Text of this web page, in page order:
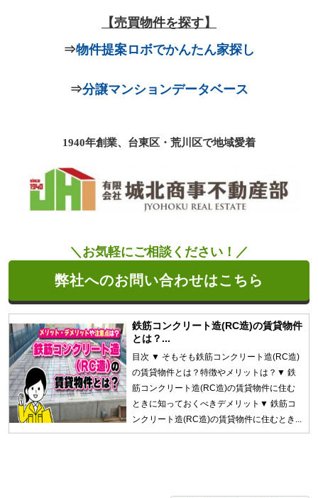
【売買物件を探す】
⇒物件提案ロボでかんたん家探し
⇒分譲マンションデータベース
1940年創業、台東区・荒川区で地域愛着
＼お気軽にご相談ください！／
弊社へのお問い合わせはこちら
鉄筋コンクリート造(RC造)の賃貸物件
とは？...
目次 ▼ そもそも鉄筋コンクリート造(RC造)
の賃貸物件とは？特徴やメリットは？▼ 鉄
筋コンクリート造(RC造)の賃貸物件に住む
ときに知っておくべきデメリット▼ 鉄筋コ
ンクリート造(RC造)の賃貸物件に住むとき...